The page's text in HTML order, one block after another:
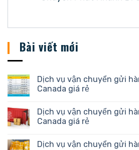
Bài viết mới
Dịch vụ vận chuyển gửi
Canada giá rẻ
Dịch vụ vận chuyển gửi
Canada giá rẻ
Dịch vụ vận chuyển gửi